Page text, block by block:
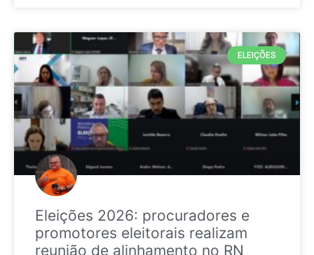
ELEIÇÕES
Eleições 2026: procuradores e
promotores eleitorais realizam
reunião de alinhamento no RN